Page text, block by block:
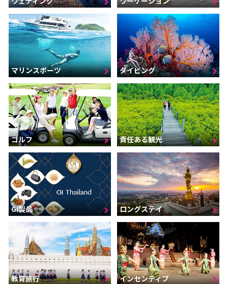
マリンスポーツ ダイビング
ゴルフ 責任ある観光
GI製品 ロングステイ
教育旅行 インセンティブ